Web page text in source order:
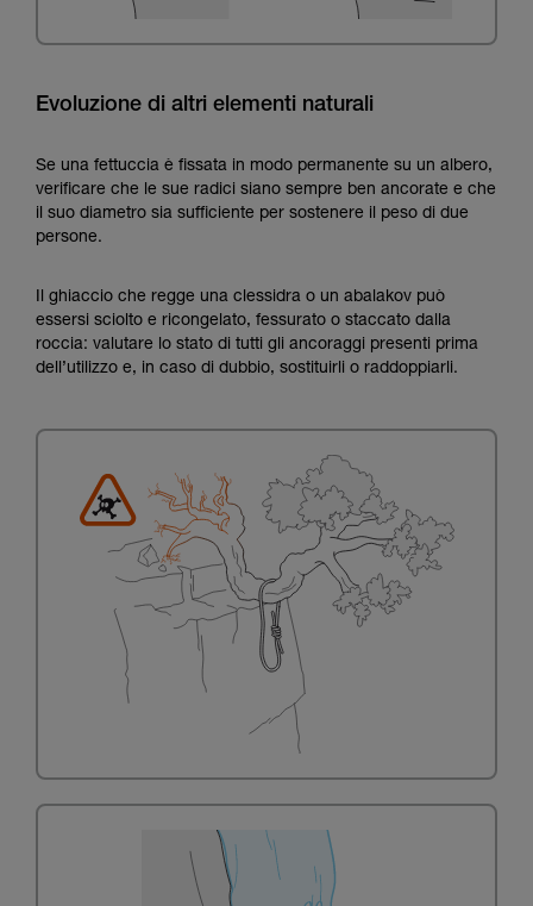
Evoluzione di altri elementi naturali
Se una fettuccia è fissata in modo permanente su un albero,
verificare che le sue radici siano sempre ben ancorate e che
il suo diametro sia sufficiente per sostenere il peso di due
persone.
Il ghiaccio che regge una clessidra o un abalakov può
essersi sciolto e ricongelato, fessurato o staccato dalla
roccia: valutare lo stato di tutti gli ancoraggi presenti prima
dell’utilizzo e, in caso di dubbio, sostituirli o raddoppiarli.